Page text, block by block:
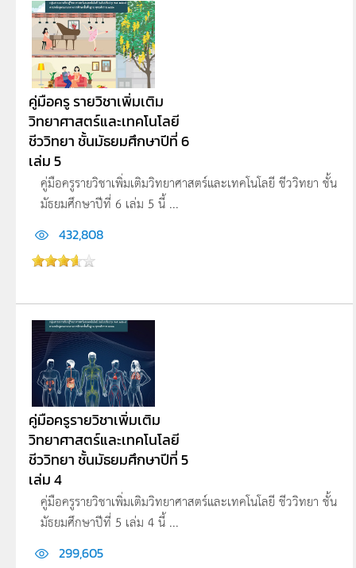
คู่มือครู รายวิชาเพิ่มเติม
วิทยาศาสตร์และเทคโนโลยี
ชีววิทยา ชั้นมัธยมศึกษาปีที่ 6
เล่ม 5
คู่มือครูรายวิชาเพิ่มเติมวิทยาศาสตร์และเทคโนโลยี ชีววิทยา ชั้น
มัธยมศึกษาปีที่ 6 เล่ม 5 นี้ ...
432,808
คู่มือครูรายวิชาเพิ่มเติม
วิทยาศาสตร์และเทคโนโลยี
ชีววิทยา ชั้นมัธยมศึกษาปีที่ 5
เล่ม 4
คู่มือครูรายวิชาเพิ่มเติมวิทยาศาสตร์และเทคโนโลยี ชีววิทยา ชั้น
มัธยมศึกษาปีที่ 5 เล่ม 4 นี้ ...
299,605